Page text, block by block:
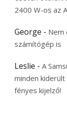
2400 W-os az
George - Nem
számítógép is
Leslie - A
minden
fényes kijelző!